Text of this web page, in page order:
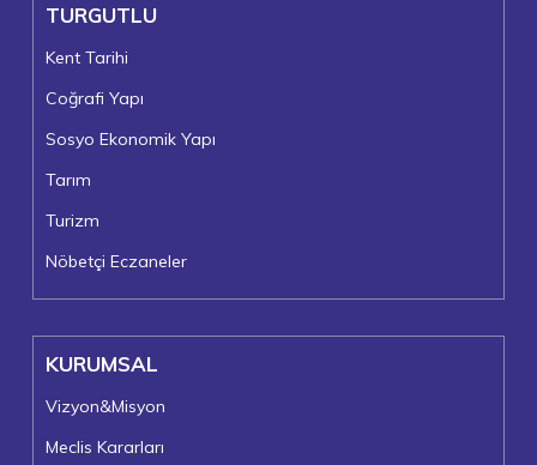
TURGUTLU
Kent Tarihi
Coğrafi Yapı
Sosyo Ekonomik Yapı
Tarım
Turizm
Nöbetçi Eczaneler
KURUMSAL
Vizyon&Misyon
Meclis Kararları